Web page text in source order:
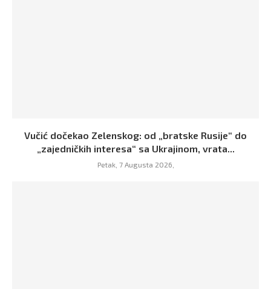
Vučić dočekao Zelenskog: od „bratske Rusije“ do
„zajedničkih interesa“ sa Ukrajinom, vrata...
Petak, 7 Augusta 2026,